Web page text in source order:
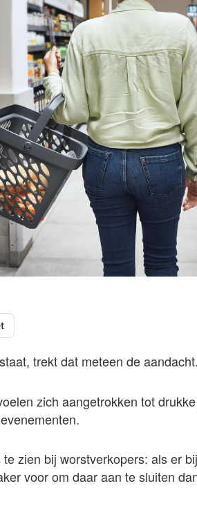
trekt dat meteen de aandacht.
zich aangetrokken tot
zien bij worstverkopers: als er
voor om daar aan te sluiten